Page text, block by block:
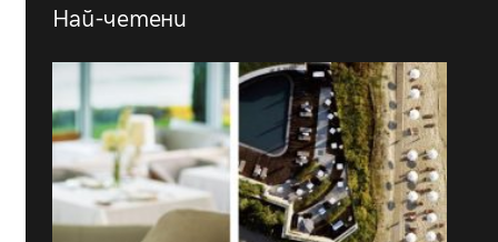
Най-четени